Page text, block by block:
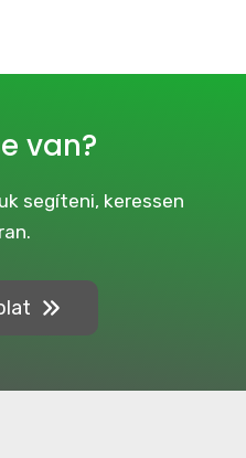
van?
segíteni, keressen